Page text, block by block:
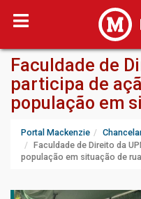
Faculdade de
participa de
população em
Portal Mackenzie
Faculdade de Direito da
população em situação de rua